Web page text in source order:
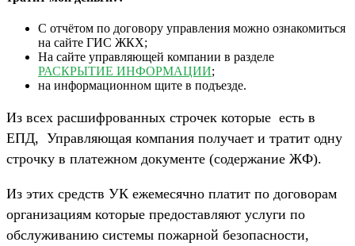
С отчётом по договору управления можно ознакомиться
на сайте ГИС ЖКХ;
На сайте управляющей компании в разделе
РАСКРЫТИЕ ИНФОРМАЦИИ;
на информационном щите в подъезде.
Из всех расшифрованных строчек которые есть в
ЕПД, Управляющая компания получает и тратит одну
строчку в платежном документе (содержание ЖФ).
Из этих средств УК ежемесячно платит по договорам
организациям которые предоставляют услуги по
обслуживанию системы пожарной безопасности,